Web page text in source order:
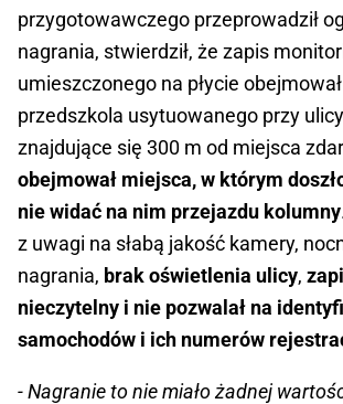
przygotowawczego przeprowadził
nagrania, stwierdził, że zapis
umieszczonego na płycie
przedszkola usytuowanego przy
znajdujące się 300 m od miejsca
obejmował miejsca, w którym
nie widać na nim przejazdu kolumny
z uwagi na słabą jakość kamery,
nagrania, brak oświetlenia ulicy,
nieczytelny i nie pozwalał na
samochodów i ich numerów
- Nagranie to nie miało żadnej